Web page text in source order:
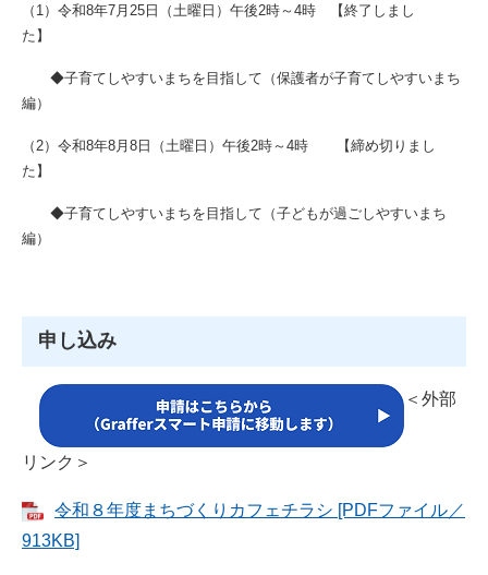
（1）令和8年7月25日（土曜日）午後2時～4時 【終了しまし
た】
◆子育てしやすいまちを目指して（保護者が子育てしやすいまち
編）
（2）令和8年8月8日（土曜日）午後2時～4時 【締め切りまし
た】
◆子育てしやすいまちを目指して（子どもが過ごしやすいまち
編）
申し込み
＜外部
リンク＞
令和８年度まちづくりカフェチラシ [PDFファイル／
913KB]